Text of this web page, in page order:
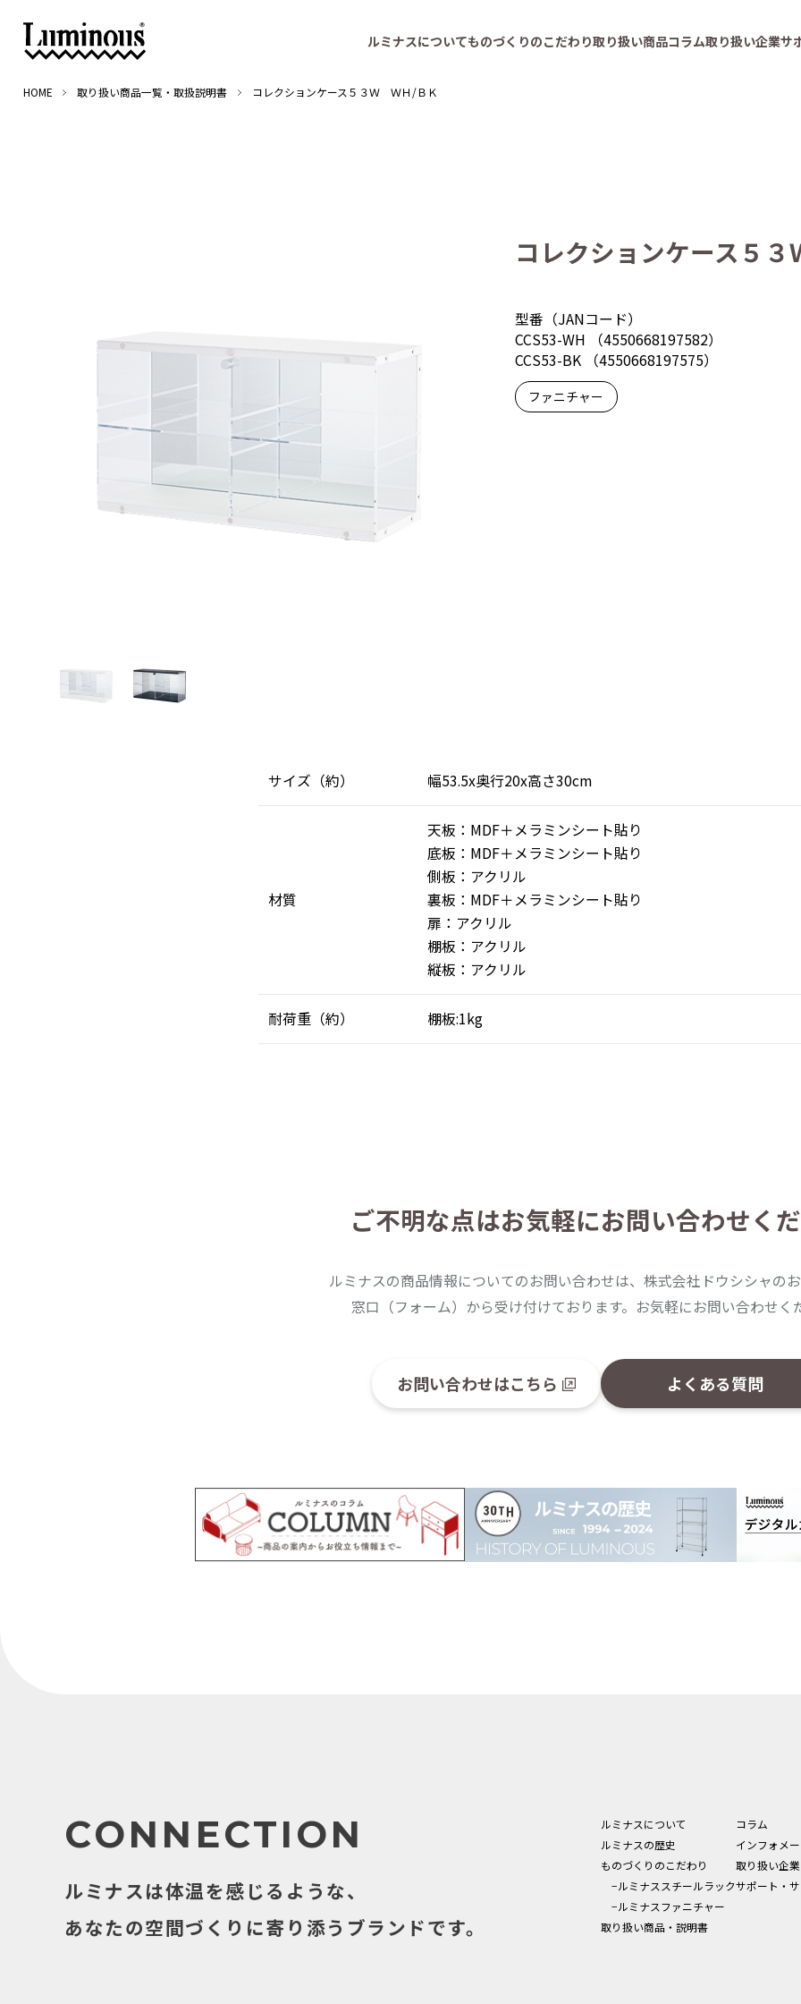
ルミナスについてものづくりのこだわり取り扱い商品コラム取り扱い企業サ
HOME 取り扱い商品一覧・取扱説明書 コレクションケース５３Ｗ ＷＨ/ＢＫ
コレクションケース５
型番（JANコード）
CCS53-WH （4550668197582）
CCS53-BK （4550668197575）
ファニチャー
サイズ（約） 幅53.5x奥行20x高さ30cm
材質
天板：MDF＋メラミンシート貼り
底板：MDF＋メラミンシート貼り
側板：アクリル
裏板：MDF＋メラミンシート貼り
扉：アクリル
棚板：アクリル
縦板：アクリル
耐荷重（約） 棚板:1kg
ご不明な点はお気軽にお問い合わせく
ルミナスの商品情報についてのお問い合わせは、株式会社ドウシシャの
窓口（フォーム）から受け付けております。お気軽にお問い合わせく
お問い合わせはこちら よくある質問
ルミナスについて
ルミナスの歴史
ものづくりのこだわり
−ルミナススチールラック
−ルミナスファニチャー
取り扱い商品・説明書
コラム
インフォメ
取り扱い企業
サポート・
CONNECTION
ルミナスは体温を感じるような、
あなたの空間づくりに寄り添うブランドです。